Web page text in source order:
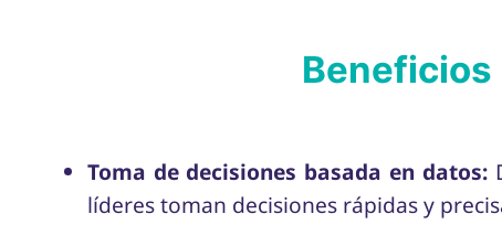
Beneficios
Toma de decisiones basada en datos:
líderes toman decisiones rápidas y